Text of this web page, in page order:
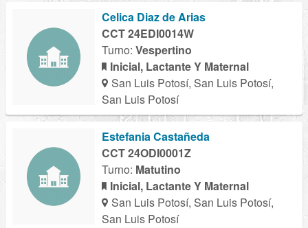
Celica Diaz de Arias
CCT 24EDI0014W
Turno: Vespertino
Inicial, Lactante Y Maternal
San Luis Potosí, San Luis Potosí,
San Luis Potosí
Estefania Castañeda
CCT 24ODI0001Z
Turno: Matutino
Inicial, Lactante Y Maternal
San Luis Potosí, San Luis Potosí,
San Luis Potosí